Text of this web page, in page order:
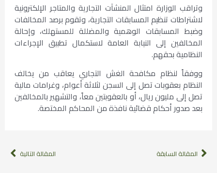
وتراقب الوزارة امتثال المنشآت التجارية والمتاجر الإلكترونية
لاشتراطات تنظيم المسابقات التجارية، وتقوم برصد المخالفات
وضبط المسابقات الوهمية والمضللة للمستهلك، وإحالة
المخالفين إلى النيابة العامة لاستكمال تطبيق الإجراءات
النظامية بحقهم.
ووفقاً لنظام مكافحة الغش التجاري يعاقب من يخالف
النظام بعقوبات تصل إلى السجن لثلاثة أعوام، وغرامات مالية
تصل إلى مليون ريال، أو بالعقوبتين معاً، والتشهير بالمخالفين
بعد صدور أحكام قضائية نافذة من المحاكم المختصة.
المقالة السابقة المقالة التالية